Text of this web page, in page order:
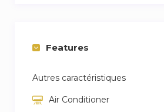
Features
Autres caractéristiques
Air Conditioner